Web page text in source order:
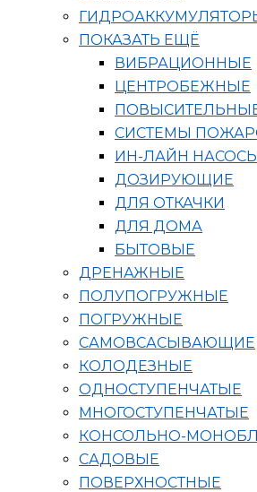
ПОКАЗАТЬ ЕЩЁ
ВИБРАЦИОННЫЕ
ЦЕНТРОБЕЖНЫЕ
СИСТЕМЫ
ИН-ЛАЙН
ДОЗИРУЮЩИЕ
ДЛЯ ОТКАЧКИ
ДЛЯ ДОМА
БЫТОВЫЕ
ДРЕНАЖНЫЕ
ПОЛУПОГРУЖНЫЕ
ПОГРУЖНЫЕ
САМОВСАСЫВАЮЩИЕ
КОЛОДЕЗНЫЕ
ОДНОСТУПЕНЧАТЫЕ
МНОГОСТУПЕНЧАТЫЕ
КОНСОЛЬНО-
САДОВЫЕ
ПОВЕРХНОСТНЫЕ